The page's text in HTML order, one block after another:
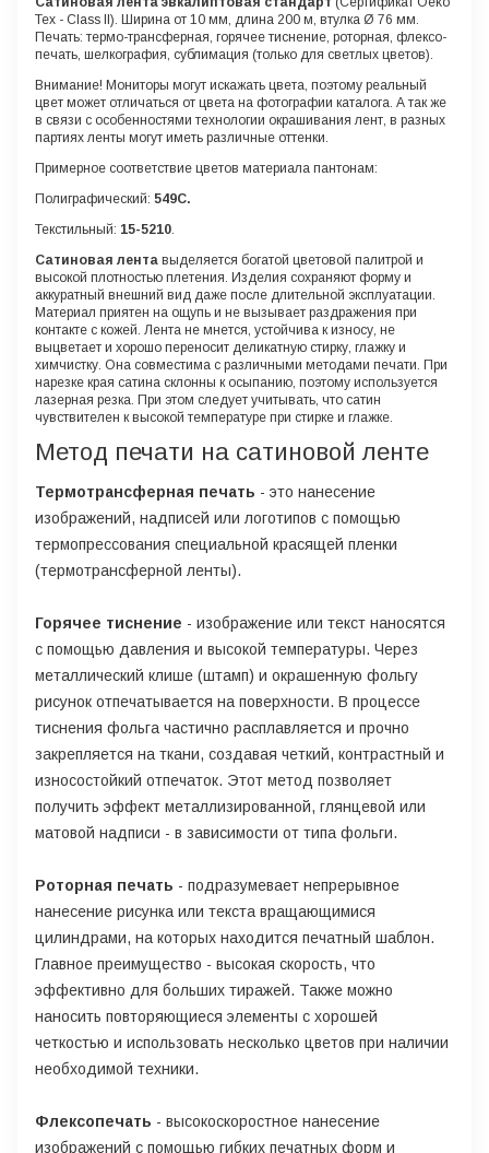
Tex - Class II). Ширина от 10 мм, длина 200 м, втулка Ø 76 мм.
Печать: термо-трансферная, горячее тиснение, роторная, флексо-
печать, шелкография, сублимация (только для светлых цветов).
Внимание! Мониторы могут искажать цвета, поэтому реальный
цвет может отличаться от цвета на фотографии каталога. А так же
в связи с особенностями технологии окрашивания лент, в разных
партиях ленты могут иметь различные оттенки.
Примерное соответствие цветов материала пантонам:
Полиграфический: 549C.
Текстильный: 15-5210.
Сатиновая лента выделяется богатой цветовой палитрой и
высокой плотностью плетения. Изделия сохраняют форму и
аккуратный внешний вид даже после длительной эксплуатации.
Материал приятен на ощупь и не вызывает раздражения при
контакте с кожей. Лента не мнется, устойчива к износу, не
выцветает и хорошо переносит деликатную стирку, глажку и
химчистку. Она совместима с различными методами печати. При
нарезке края сатина склонны к осыпанию, поэтому используется
лазерная резка. При этом следует учитывать, что сатин
чувствителен к высокой температуре при стирке и глажке.
Метод печати на сатиновой ленте
Термотрансферная печать - это нанесение
изображений, надписей или логотипов с помощью
термопрессования специальной красящей пленки
(термотрансферной ленты).
Горячее тиснение - изображение или текст наносятся
с помощью давления и высокой температуры. Через
металлический клише (штамп) и окрашенную фольгу
рисунок отпечатывается на поверхности. В процессе
тиснения фольга частично расплавляется и прочно
закрепляется на ткани, создавая четкий, контрастный и
износостойкий отпечаток. Этот метод позволяет
получить эффект металлизированной, глянцевой или
матовой надписи - в зависимости от типа фольги.
Роторная печать - подразумевает непрерывное
нанесение рисунка или текста вращающимися
цилиндрами, на которых находится печатный шаблон.
Главное преимущество - высокая скорость, что
эффективно для больших тиражей. Также можно
наносить повторяющиеся элементы с хорошей
четкостью и использовать несколько цветов при наличии
необходимой техники.
Флексопечать - высокоскоростное нанесение
изображений с помощью гибких печатных форм и